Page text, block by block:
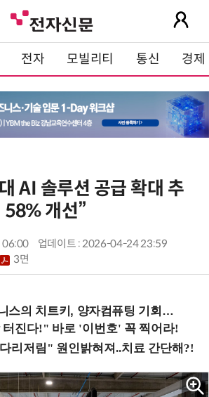
전자 모빌리티 통신 경제
AI 솔루션 공급 확대 추
개선”
06:00
업데이트 : 2026-04-24 23:59
3면
키, 양자컴퓨팅 기회를 선점하라! (8/28 강남역)